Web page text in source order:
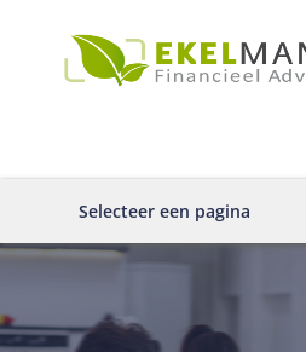
Selecteer een pagina